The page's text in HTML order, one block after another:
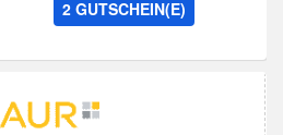
2 GUTSCHEIN(E)